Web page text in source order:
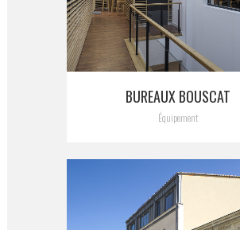
BUREAUX BOUSCAT
Équipement